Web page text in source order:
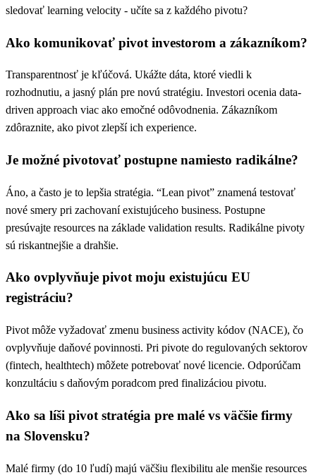
sledovať learning velocity - učíte sa z každého pivotu?
Ako komunikovať pivot investorom a zákazníkom?
Transparentnosť je kľúčová. Ukážte dáta, ktoré viedli k
rozhodnutiu, a jasný plán pre novú stratégiu. Investori ocenia data-
driven approach viac ako emočné odôvodnenia. Zákazníkom
zdôraznite, ako pivot zlepší ich experience.
Je možné pivotovať postupne namiesto radikálne?
Áno, a často je to lepšia stratégia. “Lean pivot” znamená testovať
nové smery pri zachovaní existujúceho business. Postupne
presúvajte resources na základe validation results. Radikálne pivoty
sú riskantnejšie a drahšie.
Ako ovplyvňuje pivot moju existujúcu EU
registráciu?
Pivot môže vyžadovať zmenu business activity kódov (NACE), čo
ovplyvňuje daňové povinnosti. Pri pivote do regulovaných sektorov
(fintech, healthtech) môžete potrebovať nové licencie. Odporúčam
konzultáciu s daňovým poradcom pred finalizáciou pivotu.
Ako sa líši pivot stratégia pre malé vs väčšie firmy
na Slovensku?
Malé firmy (do 10 ľudí) majú väčšiu flexibilitu ale menšie resources